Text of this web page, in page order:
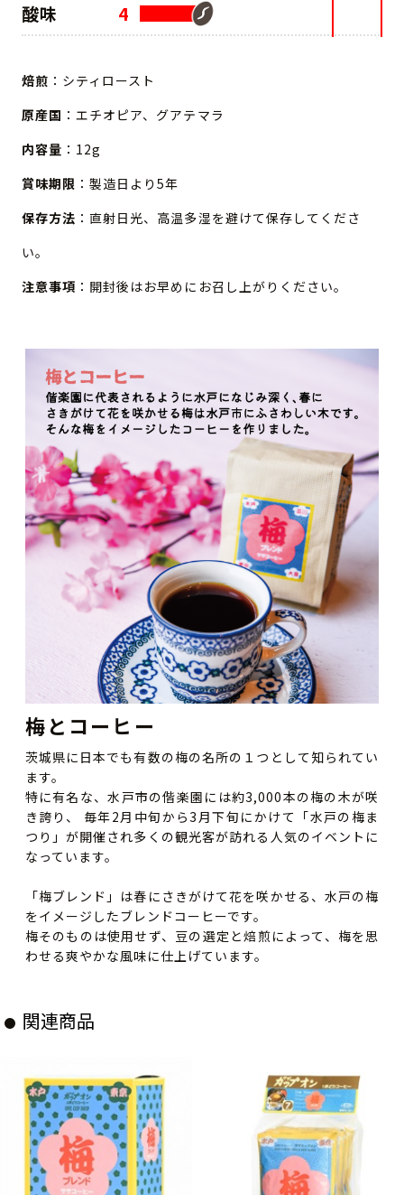
酸味
4
焙煎 ：シティロースト
原産国 ：エチオピア、グアテマラ
内容量 ：12g
賞味期限 ：製造日より5年
保存方法 ：直射日光、高温多湿を避けて保存してくださ
い。
注意事項 ：開封後はお早めにお召し上がりください。
梅とコーヒー
茨城県に日本でも有数の梅の名所の１つとして知られてい
ます。
特に有名な、水戸市の偕楽園には約3,000本の梅の木が咲
き誇り、 毎年2月中旬から3月下旬にかけて「水戸の梅ま
つり」が開催され多くの観光客が訪れる人気のイベントに
なっています。
「梅ブレンド」は春にさきがけて花を咲かせる、水戸の梅
をイメージしたブレンドコーヒーです。
梅そのものは使用せず、豆の選定と焙煎によって、梅を思
わせる爽やかな風味に仕上げています。
関連商品